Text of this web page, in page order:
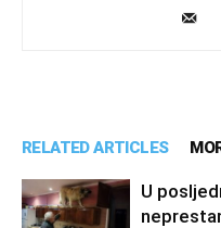
RELATED ARTICLES
U